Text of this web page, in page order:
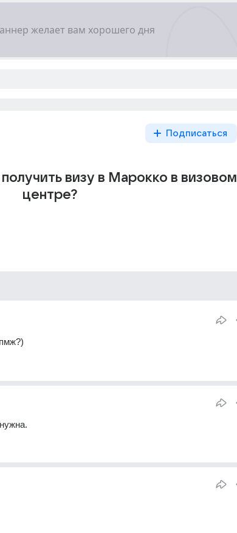
Подписаться
визу в Марокко в визовом
центре?